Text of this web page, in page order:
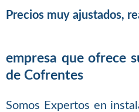
Precios muy ajustados,
empresa que ofrece
de Cofrentes
Somos Expertos en